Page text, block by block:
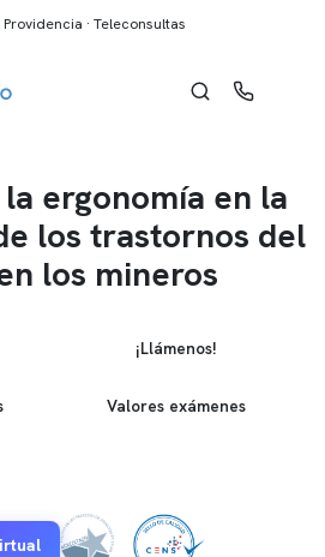
· Teleconsultas
ergonomía en la
los trastornos del
los mineros
¡Llámenos!
Valores exámenes